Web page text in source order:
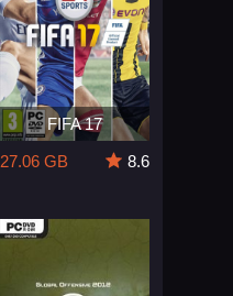
FIFA 17
27.06 GB
8.6